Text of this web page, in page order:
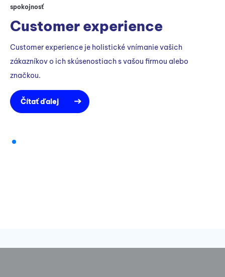
spokojnosť
Customer experience
Customer experience je holistické vnímanie vašich
zákazníkov o ich skúsenostiach s vašou firmou alebo
značkou.
Čítať ďalej